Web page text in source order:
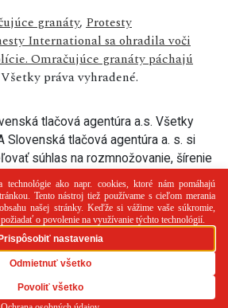
granáty, Protesty
International sa ohradila voči
Omračujúce granáty páchajú
práva vyhradené.
tlačová agentúra a.s. Všetky
Slovenská tlačová agentúra a. s. si
súhlas na rozmnožovanie, šírenie
RSS